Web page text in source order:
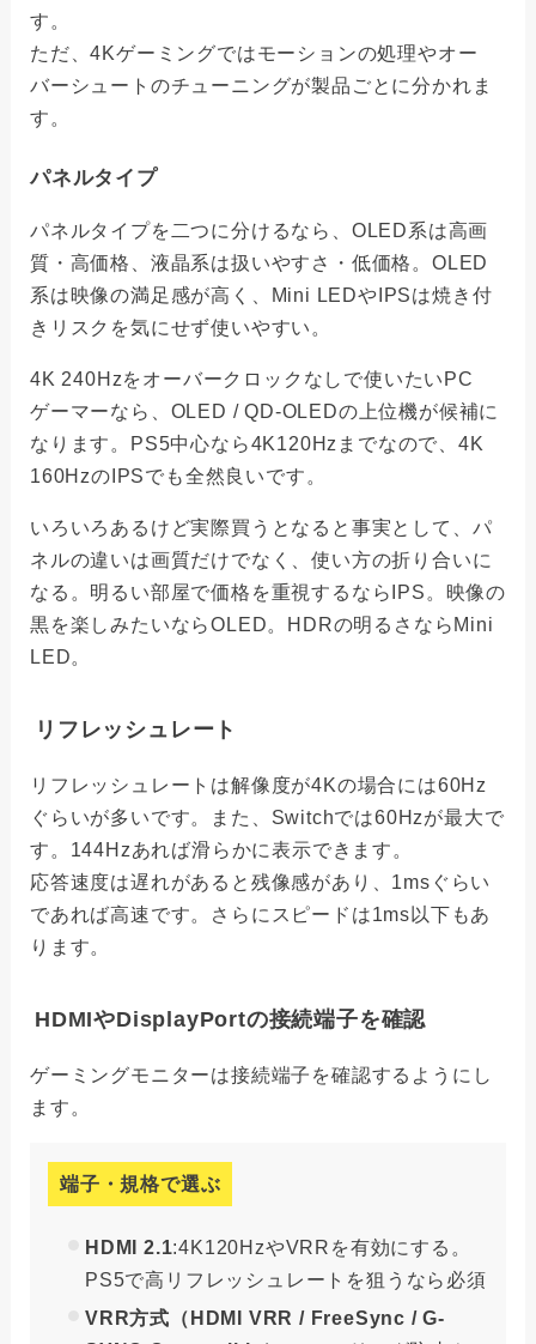
す。
ただ、4Kゲーミングではモーションの処理やオー
バーシュートのチューニングが製品ごとに分かれま
す。
パネルタイプ
パネルタイプを二つに分けるなら、OLED系は高画
質・高価格、液晶系は扱いやすさ・低価格。OLED
系は映像の満足感が高く、Mini LEDやIPSは焼き付
きリスクを気にせず使いやすい。
4K 240Hzをオーバークロックなしで使いたいPC
ゲーマーなら、OLED / QD-OLEDの上位機が候補に
なります。PS5中心なら4K120Hzまでなので、4K
160HzのIPSでも全然良いです。
いろいろあるけど実際買うとなると事実として、パ
ネルの違いは画質だけでなく、使い方の折り合いに
なる。明るい部屋で価格を重視するならIPS。映像の
黒を楽しみたいならOLED。HDRの明るさならMini
LED。
リフレッシュレート
リフレッシュレートは解像度が4Kの場合には60Hz
ぐらいが多いです。また、Switchでは60Hzが最大で
す。144Hzあれば滑らかに表示できます。
応答速度は遅れがあると残像感があり、1msぐらい
であれば高速です。さらにスピードは1ms以下もあ
ります。
HDMIやDisplayPortの接続端子を確認
ゲーミングモニターは接続端子を確認するようにし
ます。
端子・規格で選ぶ
HDMI 2.1:4K120HzやVRRを有効にする。
PS5で高リフレッシュレートを狙うなら必須
VRR方式（HDMI VRR / FreeSync / G-